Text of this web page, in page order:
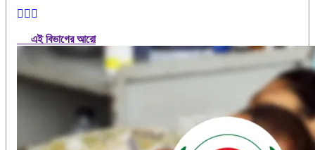
এই বিভাগের আরো